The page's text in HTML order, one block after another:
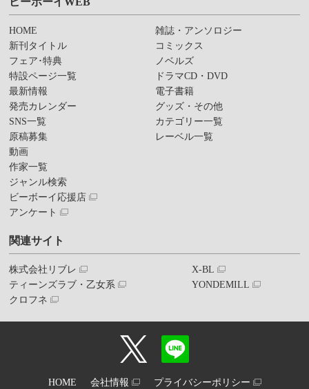
HOME
新刊タイトル
フェア･特典
特設ページ一覧
最新情報
発売カレンダー
SNS一覧
原稿募集
動画
作家一覧
ジャンル検索
ビーボーイ応援店
アンケート
雑誌・アンソロジー
コミックス
ノベルズ
ドラマCD・DVD
電子書籍
グッズ・その他
カテゴリー一覧
レーベル一覧
関連サイト
株式会社リブレ
ティーンズラブ・乙女系
クロフネ
X-BL
YONDEMILL
HOME 会社情報 プライバシーポリシー